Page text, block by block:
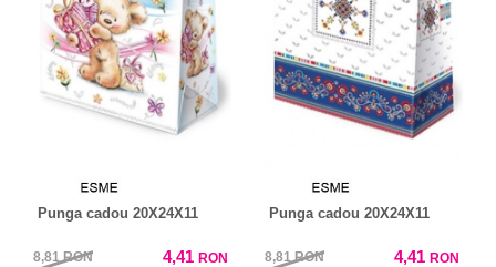
Punga cadou 20X24X11
8,81RON 4,41 RON
Punga cadou 20X24X11
8,81RON 4,41 RON